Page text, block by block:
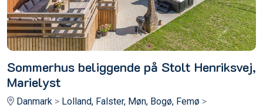
Sommerhus beliggende på Stolt Henriksvej,
Marielyst
Danmark > Lolland, Falster, Møn, Bogø, Femø >